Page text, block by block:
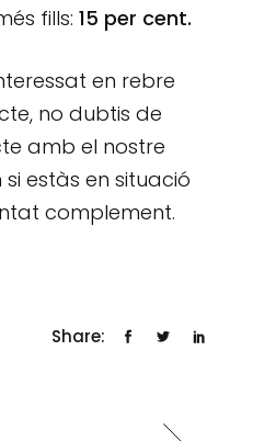
fills:15 per cent.
en rebre
no dubtis de
amb el nostre
estàs en situació
complement.
Share: